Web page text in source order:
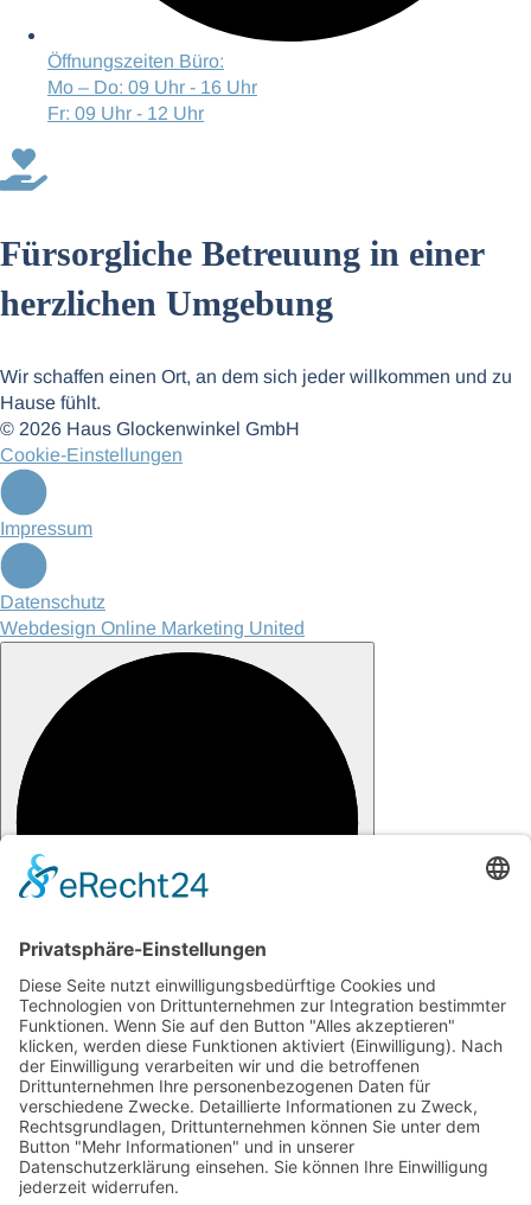
Öffnungszeiten Büro:
Mo – Do: 09 Uhr - 16 Uhr
Fr: 09 Uhr - 12 Uhr
Fürsorgliche Betreuung in einer
herzlichen Umgebung
Wir schaffen einen Ort, an dem sich jeder willkommen und zu
Hause fühlt.
© 2026 Haus Glockenwinkel GmbH
Cookie-Einstellungen
Impressum
Datenschutz
Webdesign Online Marketing United